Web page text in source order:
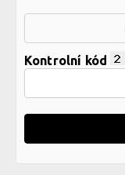
Kontrolní kód